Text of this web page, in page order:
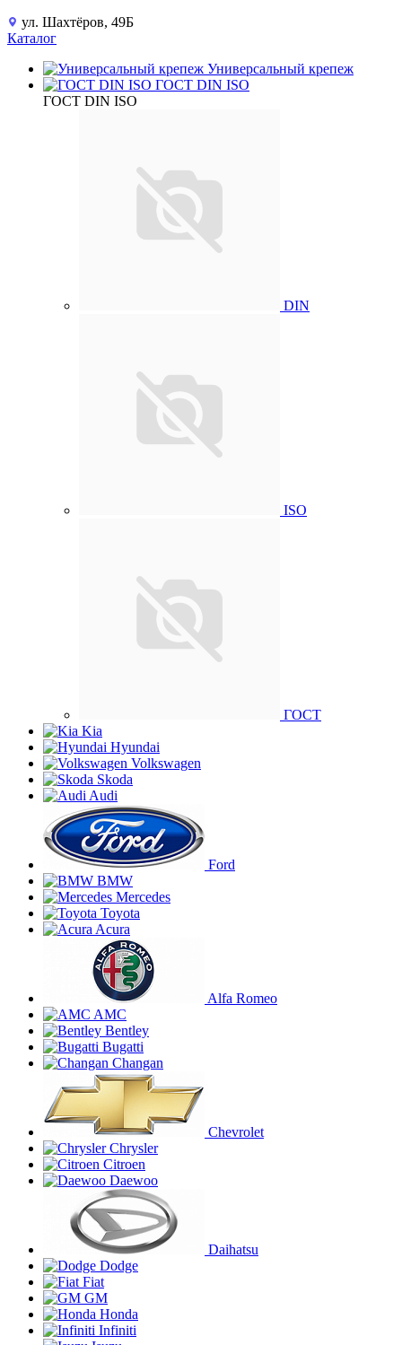
ул. Шахтёров, 49Б
Каталог
Универсальный крепеж
ГОСТ DIN ISO
ГОСТ DIN ISO
DIN
ISO
ГОСТ
Kia
Hyundai
Volkswagen
Skoda
Audi
Ford
BMW
Mercedes
Toyota
Acura
Alfa Romeo
AMC
Bentley
Bugatti
Changan
Chevrolet
Chrysler
Citroen
Daewoo
Daihatsu
Dodge
Fiat
GM
Honda
Infiniti